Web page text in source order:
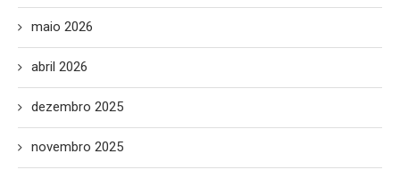
maio 2026
abril 2026
dezembro 2025
novembro 2025